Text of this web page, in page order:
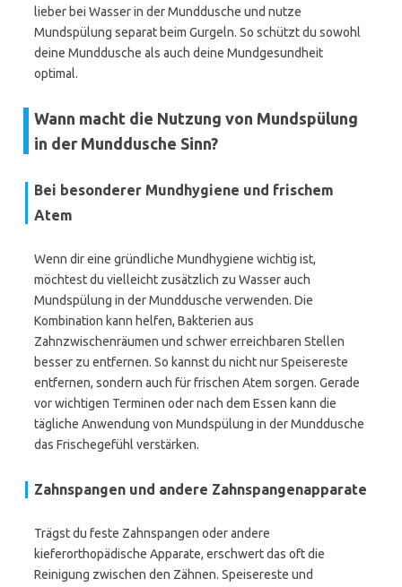
lieber bei Wasser in der Munddusche und nutze
Mundspülung separat beim Gurgeln. So schützt du sowohl
deine Munddusche als auch deine Mundgesundheit
optimal.
Wann macht die Nutzung von Mundspülung
in der Munddusche Sinn?
Bei besonderer Mundhygiene und frischem
Atem
Wenn dir eine gründliche Mundhygiene wichtig ist,
möchtest du vielleicht zusätzlich zu Wasser auch
Mundspülung in der Munddusche verwenden. Die
Kombination kann helfen, Bakterien aus
Zahnzwischenräumen und schwer erreichbaren Stellen
besser zu entfernen. So kannst du nicht nur Speisereste
entfernen, sondern auch für frischen Atem sorgen. Gerade
vor wichtigen Terminen oder nach dem Essen kann die
tägliche Anwendung von Mundspülung in der Munddusche
das Frischegefühl verstärken.
Zahnspangen und andere Zahnspangenapparate
Trägst du feste Zahnspangen oder andere
kieferorthopädische Apparate, erschwert das oft die
Reinigung zwischen den Zähnen. Speisereste und